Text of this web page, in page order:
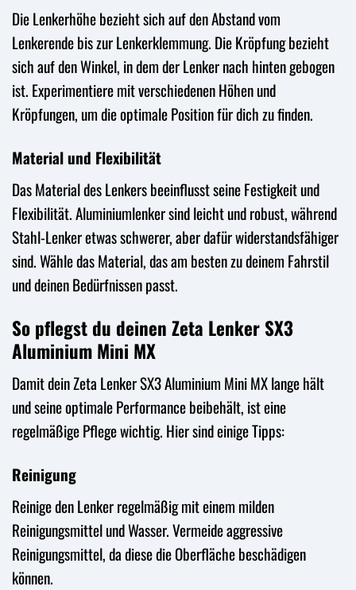
Die Lenkerhöhe bezieht sich auf den Abstand vom
Lenkerende bis zur Lenkerklemmung. Die Kröpfung bezieht
sich auf den Winkel, in dem der Lenker nach hinten gebogen
ist. Experimentiere mit verschiedenen Höhen und
Kröpfungen, um die optimale Position für dich zu finden.
Material und Flexibilität
Das Material des Lenkers beeinflusst seine Festigkeit und
Flexibilität. Aluminiumlenker sind leicht und robust, während
Stahl-Lenker etwas schwerer, aber dafür widerstandsfähiger
sind. Wähle das Material, das am besten zu deinem Fahrstil
und deinen Bedürfnissen passt.
So pflegst du deinen Zeta Lenker SX3
Aluminium Mini MX
Damit dein Zeta Lenker SX3 Aluminium Mini MX lange hält
und seine optimale Performance beibehält, ist eine
regelmäßige Pflege wichtig. Hier sind einige Tipps:
Reinigung
Reinige den Lenker regelmäßig mit einem milden
Reinigungsmittel und Wasser. Vermeide aggressive
Reinigungsmittel, da diese die Oberfläche beschädigen
können.